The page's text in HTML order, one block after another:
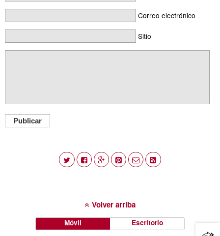
Correo electrónico
Sitio
Publicar
Volver arriba
Móvil Escritorio